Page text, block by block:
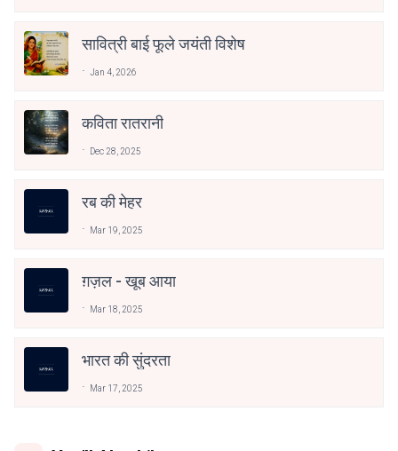
सावित्री बाई फूले जयंती विशेष
Jan 4, 2026
कविता रातरानी
Dec 28, 2025
रब की मेहर
Mar 19, 2025
ग़ज़ल - खूब आया
Mar 18, 2025
भारत की सुंदरता
Mar 17, 2025